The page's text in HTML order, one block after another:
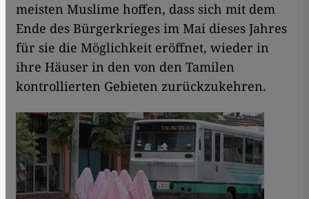
meisten Muslime hoffen, dass sich mit dem
Ende des Bürgerkrieges im Mai dieses Jahres
für sie die Möglichkeit eröffnet, wieder in
ihre Häuser in den von den Tamilen
kontrollierten Gebieten zurückzukehren.